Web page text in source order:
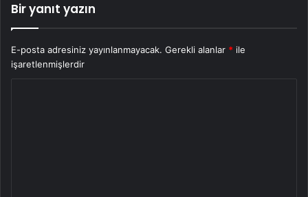
Bir yanıt yazın
E-posta adresiniz yayınlanmayacak. Gerekli alanlar * ile
işaretlenmişlerdir